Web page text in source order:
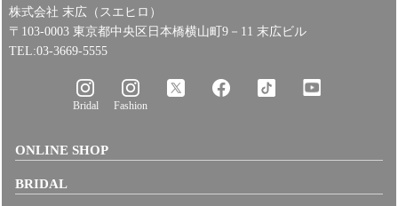
株式会社 末広（スエヒロ）
〒103-0003 東京都中央区日本橋横山町9－11 末広ビル
TEL:03-3669-5555
Bridal Fashion
ONLINE SHOP
BRIDAL